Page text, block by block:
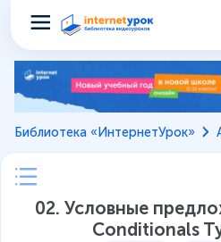
Библиотека «ИнтернетУрок»
02. Условные
Conditionals